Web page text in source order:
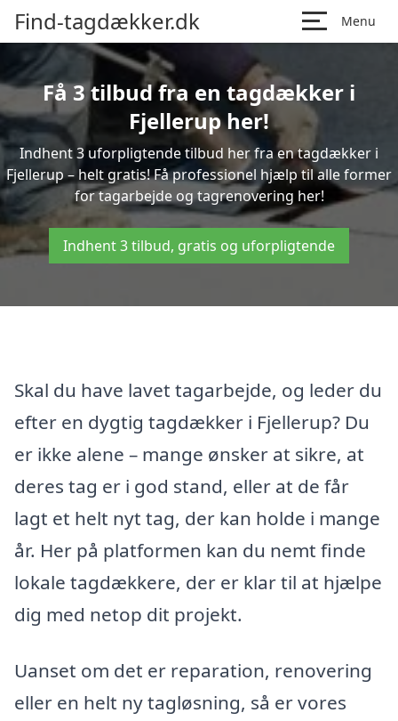
Find-tagdækker.dk Menu
Få 3 tilbud fra en tagdækker i
Fjellerup her!
Indhent 3 uforpligtende tilbud her fra en tagdækker i
Fjellerup – helt gratis! Få professionel hjælp til alle former
for tagarbejde og tagrenovering her!
Indhent 3 tilbud, gratis og uforpligtende
Skal du have lavet tagarbejde, og leder du
efter en dygtig tagdækker i Fjellerup? Du
er ikke alene – mange ønsker at sikre, at
deres tag er i god stand, eller at de får
lagt et helt nyt tag, der kan holde i mange
år. Her på platformen kan du nemt finde
lokale tagdækkere, der er klar til at hjælpe
dig med netop dit projekt.
Uanset om det er reparation, renovering
eller en helt ny tagløsning, så er vores